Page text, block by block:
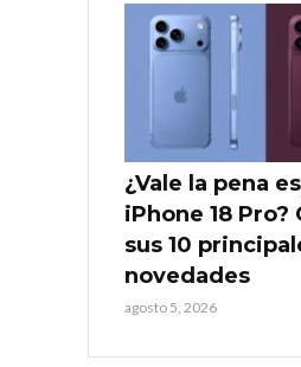
¿Vale la pena
iPhone 18 Pro?
sus 10
novedades
agosto 5, 2026